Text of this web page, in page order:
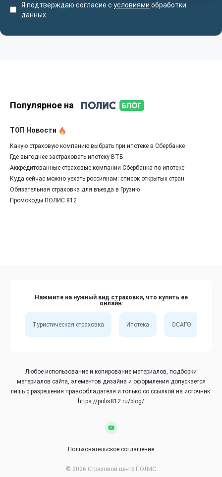
Я подтверждаю согласие с условиями обработки
данных
Популярное на
ТОП Новости
Какую страховую компанию выбрать при ипотеке в Сбербанке
Где выгоднее застраховать ипотеку ВТБ
Аккредитованные страховые компании Сбербанка по ипотеке
Куда сейчас можно уехать россиянам: список открытых стран
Обязательная страховка для въезда в Грузию
Промокоды ПОЛИС 812
Нажмите на нужный вид страховки, что купить ее
онлайн:
Туристическая страховка Ипотека ОСАГО
Любое использование и копирование материалов, подборки
материалов сайта, элементов дизайна и оформления допускается
лишь с разрешения правообладателя и только со ссылкой на источник:
https://polis812.ru/blog/
Пользовательское соглашение
© 2026 Страховой центр ПОЛИС